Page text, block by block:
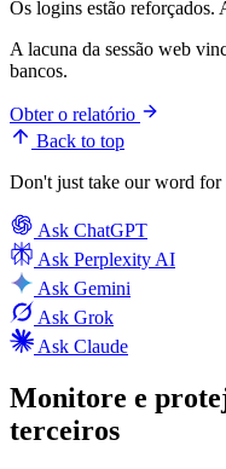
Os logins estão reforçados.
A lacuna da sessão web
bancos.
Obter o relatório
Back to top
Don't just take our word
Ask ChatGPT
Ask Perplexity AI
Ask Gemini
Ask Grok
Ask Claude
Monitore e
terceiros